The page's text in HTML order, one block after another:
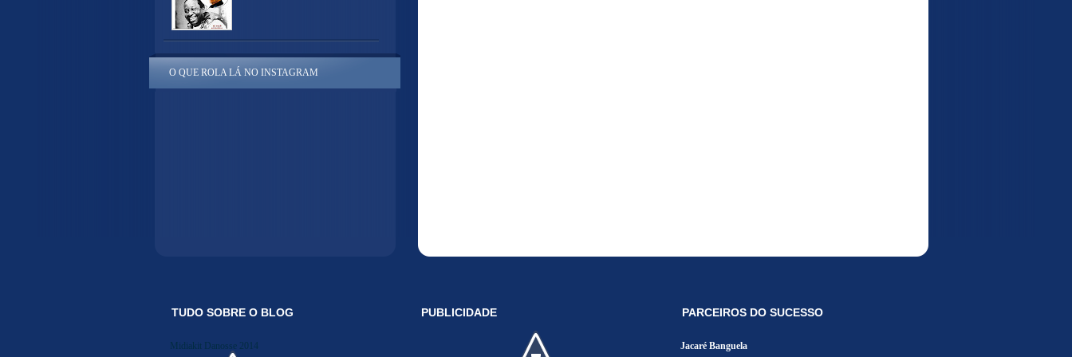
O QUE ROLA LÁ NO INSTAGRAM
TUDO SOBRE O BLOG
Midiakit Danosse 2014
PUBLICIDADE PARCEIROS DO SUCESSO
Jacaré Banguela